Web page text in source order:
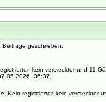
Beiträge geschrieben.
kein versteckter und 11
05:37.
Kein registrierter, kein versteckter